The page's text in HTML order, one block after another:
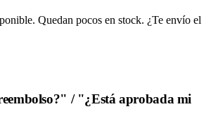
Quedan pocos en stock. ¿Te envío el
/ "¿Está aprobada mi